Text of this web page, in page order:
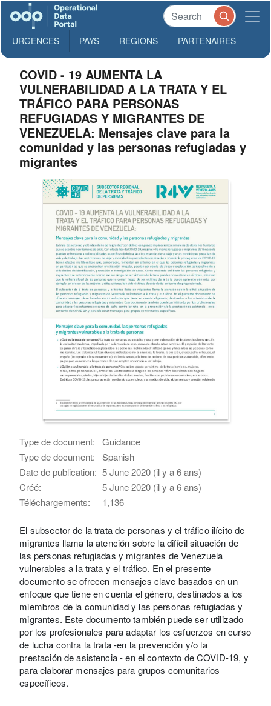
URGENCES PAYS REGIONS PARTENAIRES
COVID - 19 AUMENTA LA
VULNERABILIDAD A LA TRATA Y EL
TRÁFICO PARA PERSONAS
REFUGIADAS Y MIGRANTES DE
VENEZUELA: Mensajes clave para la
comunidad y las personas refugiadas y
migrantes
Type de document:
Guidance
Type de document:
Spanish
Date de publication: 5 June 2020 (il y a 6 ans)
Créé:
5 June 2020 (il y a 6 ans)
Téléchargements:
1,136
El subsector de la trata de personas y el tráfico ilícito de
migrantes llama la atención sobre la difícil situación de
las personas refugiadas y migrantes de Venezuela
vulnerables a la trata y el tráfico. En el presente
documento se ofrecen mensajes clave basados en un
enfoque que tiene en cuenta el género, destinados a los
miembros de la comunidad y las personas refugiadas y
migrantes. Este documento también puede ser utilizado
por los profesionales para adaptar los esfuerzos en curso
de lucha contra la trata -en la prevención y/o la
prestación de asistencia - en el contexto de COVID-19, y
para elaborar mensajes para grupos comunitarios
específicos.